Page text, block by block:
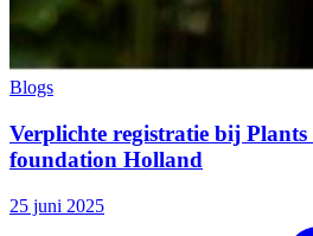
Blogs
Verplichte registratie bij
foundation Holland
25 juni 2025